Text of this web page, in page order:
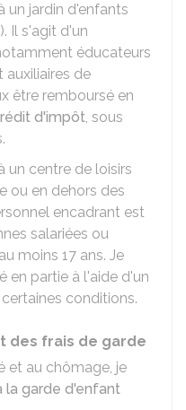
un jardin d'enfants
Il s'agit d'un
éducateurs
auxiliaires de
être remboursé en
d'impôt, sous
un centre de loisirs
ou en dehors des
encadrant est
salariées ou
moins 17 ans. Je
en partie à l'aide d'un
conditions.
des frais de garde
et au chômage, je
la garde d'enfant